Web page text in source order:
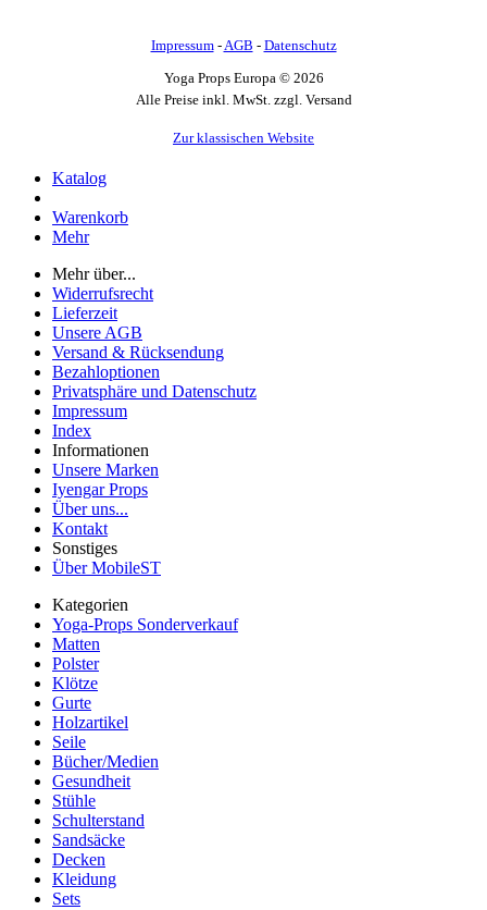
Impressum-AGB - Datenschutz
Yoga Props Europa © 2026
Alle Preise inkl. MwSt. zzgl. Versand
Zur klassischen Website
Katalog
Warenkorb
Mehr
Mehr über...
Widerrufsrecht
Lieferzeit
Unsere AGB
Versand & Rücksendung
Bezahloptionen
Privatsphäre und Datenschutz
Impressum
Index
Informationen
Unsere Marken
Iyengar Props
Über uns...
Kontakt
Sonstiges
Über MobileST
Kategorien
Yoga-Props Sonderverkauf
Matten
Polster
Klötze
Gurte
Holzartikel
Seile
Bücher/Medien
Gesundheit
Stühle
Schulterstand
Sandsäcke
Decken
Kleidung
Sets